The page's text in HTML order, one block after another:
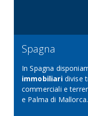
Spagna
In Spagna
immobiliaridivise
commerciali e
e Palma di Mallorca.